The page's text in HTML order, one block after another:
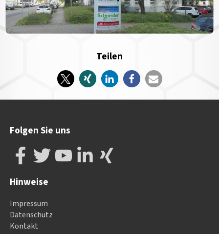
Teilen
Folgen Sie uns
Hinweise
Impressum
Datenschutz
Kontakt